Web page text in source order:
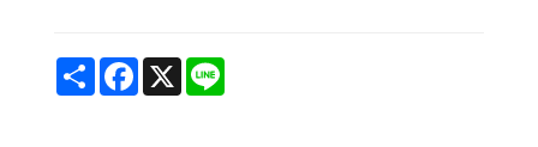
Share Facebook
X